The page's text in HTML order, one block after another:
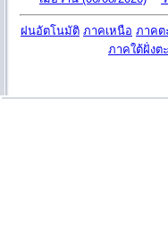
ฝนอัตโนมัติ ภาคเหนือ ภาคต
ภาคใต้ฝั่งต